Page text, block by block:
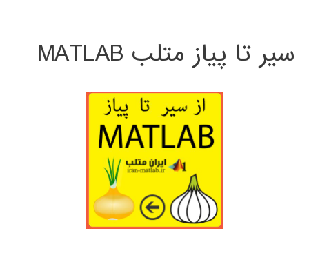
سیر تا پیاز متلب MATLAB